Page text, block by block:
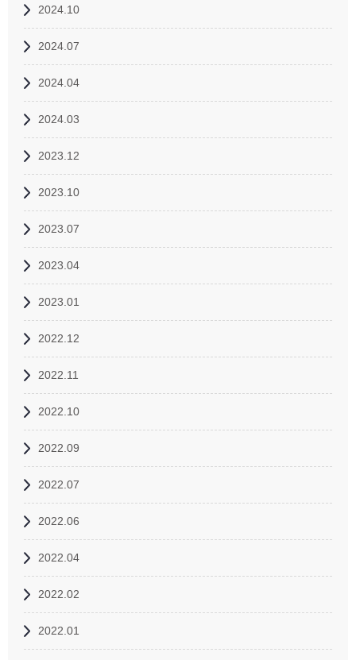
2024.10
2024.07
2024.04
2024.03
2023.12
2023.10
2023.07
2023.04
2023.01
2022.12
2022.11
2022.10
2022.09
2022.07
2022.06
2022.04
2022.02
2022.01